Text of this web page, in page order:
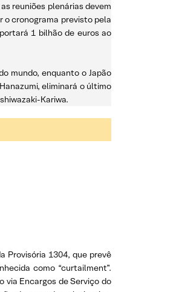
reuniões plenárias devem
o cronograma previsto pela
1 bilhão de euros ao
mundo, enquanto o Japão
eliminará o último
Kariwa.
Provisória 1304, que prevê
como “curtailment”.
via Encargos de Serviço do